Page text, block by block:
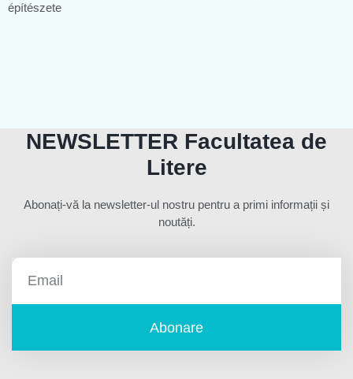
építészete
NEWSLETTER Facultatea de
Litere
Abonați-vă la newsletter-ul nostru pentru a primi informații și
noutăți.
Abonare